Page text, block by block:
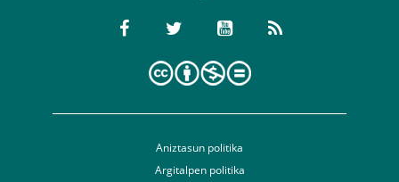
Aniztasun politika
Argitalpen politika